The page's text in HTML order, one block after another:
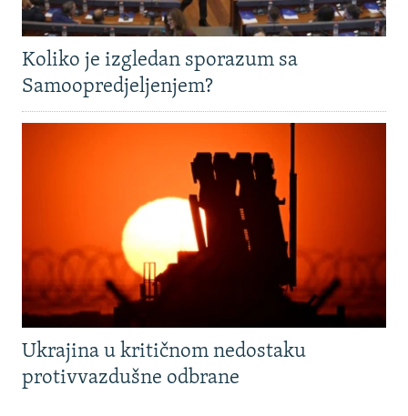
Koliko je izgledan sporazum sa
Samoopredjeljenjem?
Ukrajina u kritičnom nedostaku
protivvazdušne odbrane